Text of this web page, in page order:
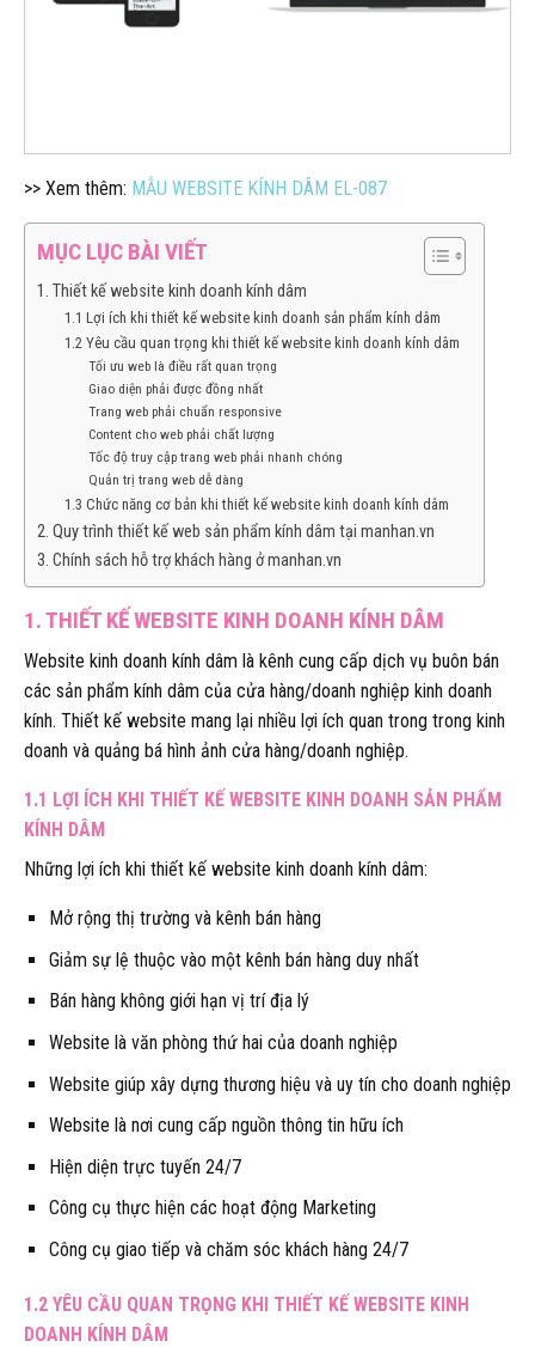
>> Xem thêm: MẪU WEBSITE KÍNH DÂM EL-087
MỤC LỤC BÀI VIẾT
1. Thiết kế website kinh doanh kính dâm
1.1 Lợi ích khi thiết kế website kinh doanh sản phẩm kính dâm
1.2 Yêu cầu quan trọng khi thiết kế website kinh doanh kính dâm
Tối ưu web là điều rất quan trọng
Giao diện phải được đồng nhất
Trang web phải chuẩn responsive
Content cho web phải chất lượng
Tốc độ truy cập trang web phải nhanh chóng
Quản trị trang web dễ dàng
1.3 Chức năng cơ bản khi thiết kế website kinh doanh kính dâm
2. Quy trình thiết kế web sản phẩm kính dâm tại manhan.vn
3. Chính sách hỗ trợ khách hàng ở manhan.vn
1. THIẾT KẾ WEBSITE KINH DOANH KÍNH DÂM
Website kinh doanh kính dâm là kênh cung cấp dịch vụ buôn bán
các sản phẩm kính dâm của cửa hàng/doanh nghiệp kinh doanh
kính. Thiết kế website mang lại nhiều lợi ích quan trong trong kinh
doanh và quảng bá hình ảnh cửa hàng/doanh nghiệp.
1.1 LỢI ÍCH KHI THIẾT KẾ WEBSITE KINH DOANH SẢN PHẨM
KÍNH DÂM
Những lợi ích khi thiết kế website kinh doanh kính dâm:
Mở rộng thị trường và kênh bán hàng
Giảm sự lệ thuộc vào một kênh bán hàng duy nhất
Bán hàng không giới hạn vị trí địa lý
Website là văn phòng thứ hai của doanh nghiệp
Website giúp xây dựng thương hiệu và uy tín cho doanh nghiệp
Website là nơi cung cấp nguồn thông tin hữu ích
Hiện diện trực tuyến 24/7
Công cụ thực hiện các hoạt động Marketing
Công cụ giao tiếp và chăm sóc khách hàng 24/7
1.2 YÊU CẦU QUAN TRỌNG KHI THIẾT KẾ WEBSITE KINH
DOANH KÍNH DÂM